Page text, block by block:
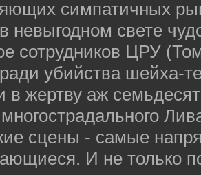
симпатичных
невыгодном свете
сотрудников ЦРУ
убийства шейха-
в жертву аж
сцены - самые
И не только